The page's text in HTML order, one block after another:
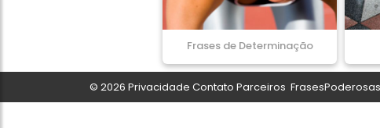
Frases de Determinação
© 2026 Privacidade Contato Parceiros